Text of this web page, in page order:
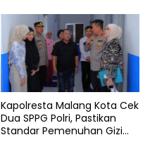
Kapolresta Malang Kota Cek
Dua SPPG Polri, Pastikan
Standar Pemenuhan Gizi